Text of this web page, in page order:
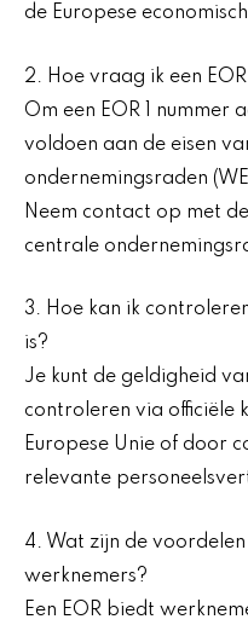
de Europese
2. Hoe vraag ik een
Om een EOR 1 nummer
voldoen aan de eisen
ondernemingsraden
Neem contact op met
centrale
3. Hoe kan ik
is?
Je kunt de geldigheid
controleren via officiële
Europese Unie of door
relevante
4. Wat zijn de
werknemers?
Een EOR biedt